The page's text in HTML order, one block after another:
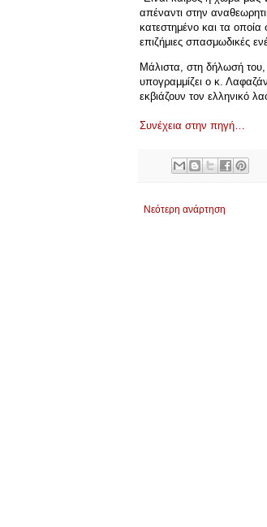
απέναντι στην
κατεστημένο και τα οποία
επιζήμιες σπασμωδικές
Μάλιστα, στη δήλωσή του,
υπογραμμίζει ο κ.
εκβιάζουν τον ελληνικό
Συνέχεια στην πηγή…
Νεότερη ανάρτηση